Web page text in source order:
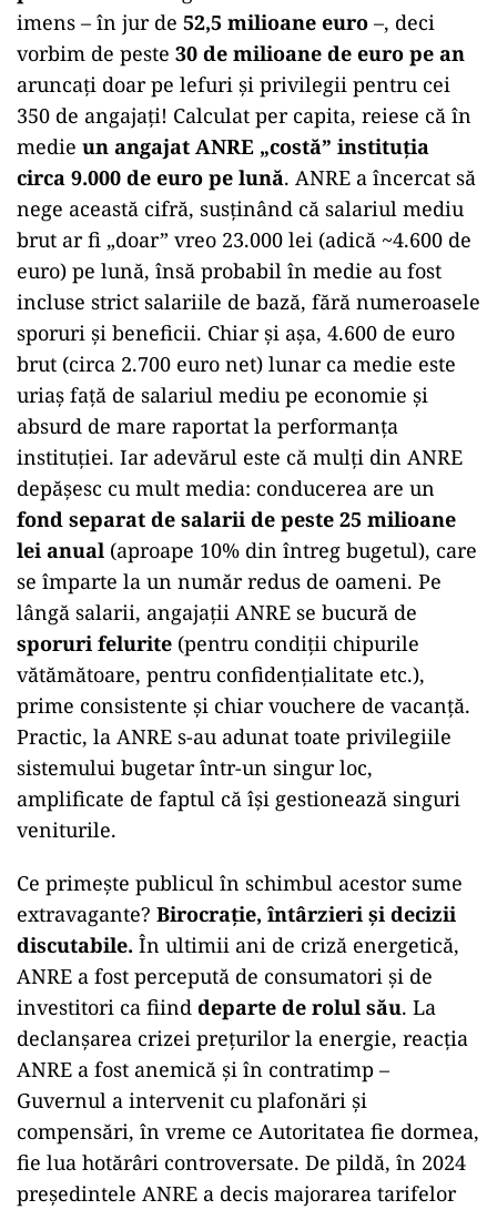
imens – în jur de 52,5 milioane euro –, deci
vorbim de peste 30 de milioane de euro pe an
aruncați doar pe lefuri și privilegii pentru cei
350 de angajați! Calculat per capita, reiese că în
medie un angajat ANRE „costă” instituția
circa 9.000 de euro pe lună. ANRE a încercat să
nege această cifră, susținând că salariul mediu
brut ar fi „doar” vreo 23.000 lei (adică ~4.600 de
euro) pe lună, însă probabil în medie au fost
incluse strict salariile de bază, fără numeroasele
sporuri și beneficii. Chiar și așa, 4.600 de euro
brut (circa 2.700 euro net) lunar ca medie este
uriaș față de salariul mediu pe economie și
absurd de mare raportat la performanța
instituției. Iar adevărul este că mulți din ANRE
depășesc cu mult media: conducerea are un
fond separat de salarii de peste 25 milioane
lei anual (aproape 10% din întreg bugetul), care
se împarte la un număr redus de oameni. Pe
lângă salarii, angajații ANRE se bucură de
sporuri felurite (pentru condiții chipurile
vătămătoare, pentru confidențialitate etc.),
prime consistente și chiar vouchere de vacanță.
Practic, la ANRE s-au adunat toate privilegiile
sistemului bugetar într-un singur loc,
amplificate de faptul că își gestionează singuri
veniturile.
Ce primește publicul în schimbul acestor sume
extravagante? Birocrație, întârzieri și decizii
discutabile. În ultimii ani de criză energetică,
ANRE a fost percepută de consumatori și de
investitori ca fiind departe de rolul său. La
declanșarea crizei prețurilor la energie, reacția
ANRE a fost anemică și în contratimp –
Guvernul a intervenit cu plafonări și
compensări, în vreme ce Autoritatea fie dormea,
fie lua hotărâri controversate. De pildă, în 2024
președintele ANRE a decis majorarea tarifelor